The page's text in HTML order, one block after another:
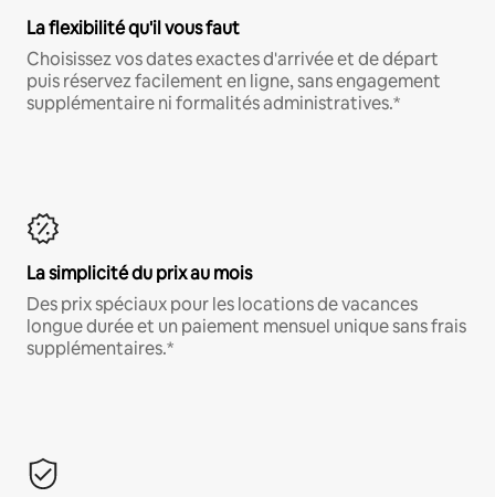
La flexibilité qu'il vous faut
Choisissez vos dates exactes d'arrivée et de départ
puis réservez facilement en ligne, sans engagement
supplémentaire ni formalités administratives.*
La simplicité du prix au mois
Des prix spéciaux pour les locations de vacances
longue durée et un paiement mensuel unique sans frais
supplémentaires.*